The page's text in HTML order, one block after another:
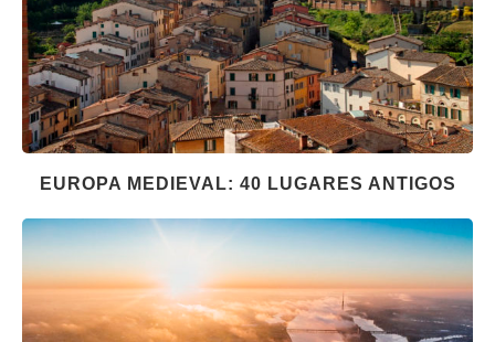
EUROPA MEDIEVAL: 40 LUGARES ANTIGOS